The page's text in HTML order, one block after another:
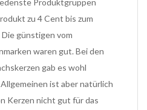
Produktgruppen
zu 4 Cent bis zum
günstigen vom
waren gut. Bei den
gab es wohl
ist aber natürlich
Kerzen nicht gut für das